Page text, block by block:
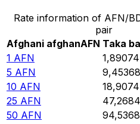
Rate information of AFN/
pair
Afghani afghanAFN Taka
1 AFN 1,89074
5 AFN 9,45368
10 AFN 18,9074
25 AFN 47,2684
50 AFN 94,5368